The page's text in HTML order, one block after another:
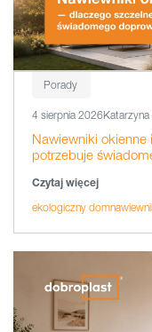
Porady
4 sierpnia 2026
Nawiewniki okienne
potrzebuje
Czytaj więcej
ekologiczny dom